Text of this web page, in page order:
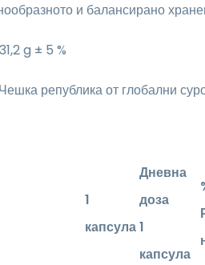
и балансирано
31,2 g ± 5 %
Чешка република от глобални
1
капсула
Дневна
доза
1
капсула